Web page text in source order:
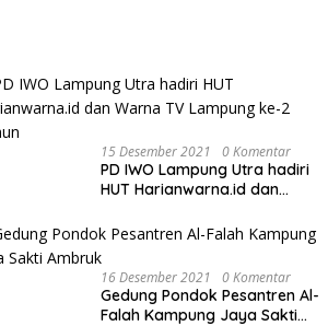
15 Desember 2021 0 Komentar
PD IWO Lampung Utra hadiri
HUT Harianwarna.id dan
Tahun
16 Desember 2021 0 Komentar
Gedung Pondok Pesantren Al-
Falah Kampung Jaya Sakti